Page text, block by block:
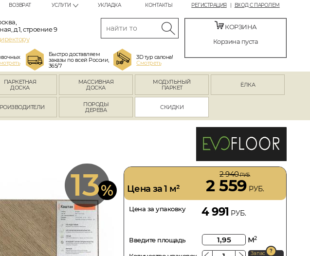
РЕГИСТРАЦИЯ ВХОД С ПАРОЛЕМ
ВОЗВРАТ УСЛУГИ УКЛАДКА КОНТАКТЫ
д.1, строение 9
Быстро доставляем
заказы по всей России,
365/7
3D тур салона!
Смотреть
КОРЗИНА
Корзина пуста
ПАРКЕТНАЯ
ДОСКА
МАССИВНАЯ
ДОСКА
МОДУЛЬНЫЙ
ПАРКЕТ
ЁЛКА
ПОРОДЫ
ДЕРЕВА
СКИДКИ
13% Цена за 1 м²
2 940РУБ.
2 559 РУБ.
Цена за упаковку 4 991 РУБ.
Введите площадь м2
Запас